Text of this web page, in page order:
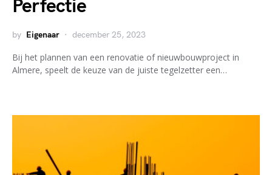
Perfectie
by Eigenaar december 25, 2023
Bij het plannen van een renovatie of nieuwbouwproject in
Almere, speelt de keuze van de juiste tegelzetter een…